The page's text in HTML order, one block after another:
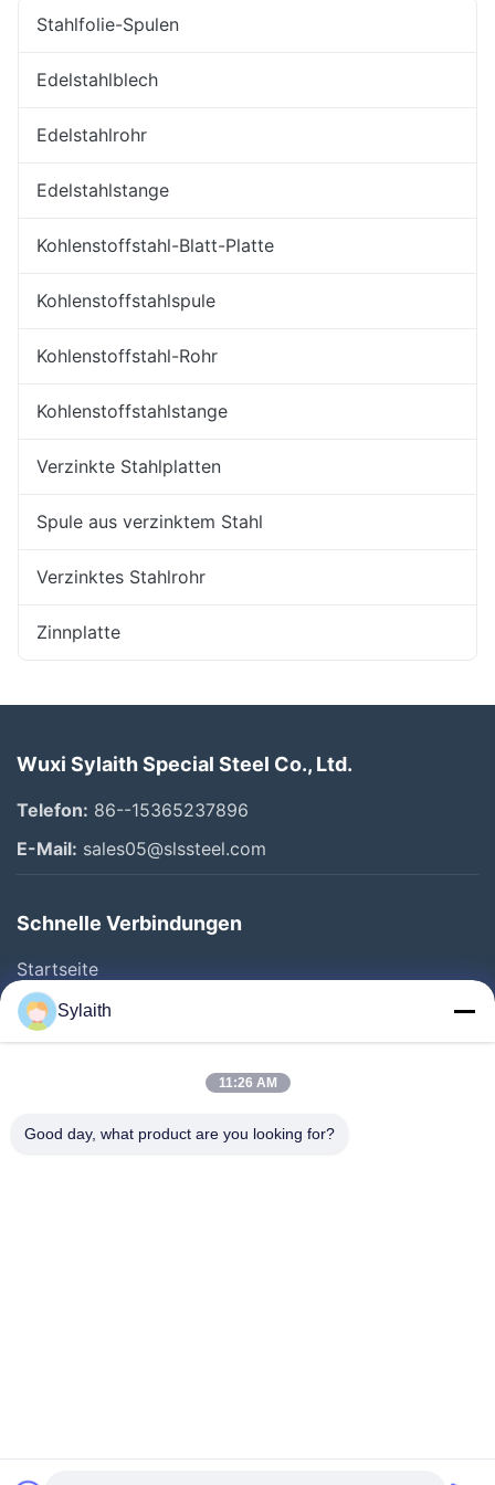
Stahlfolie-Spulen
Edelstahlblech
Edelstahlrohr
Edelstahlstange
Kohlenstoffstahl-Blatt-Platte
Kohlenstoffstahlspule
Kohlenstoffstahl-Rohr
Kohlenstoffstahlstange
Verzinkte Stahlplatten
Spule aus verzinktem Stahl
Verzinktes Stahlrohr
Zinnplatte
Wuxi Sylaith Special Steel Co., Ltd.
Telefon: 86--15365237896
E-Mail: sales05@slssteel.com
Schnelle Verbindungen
Startseite
Produkte
Videos
Fabrik Tour
Sylaith
11:26 AM
Good day, what product are you looking for?